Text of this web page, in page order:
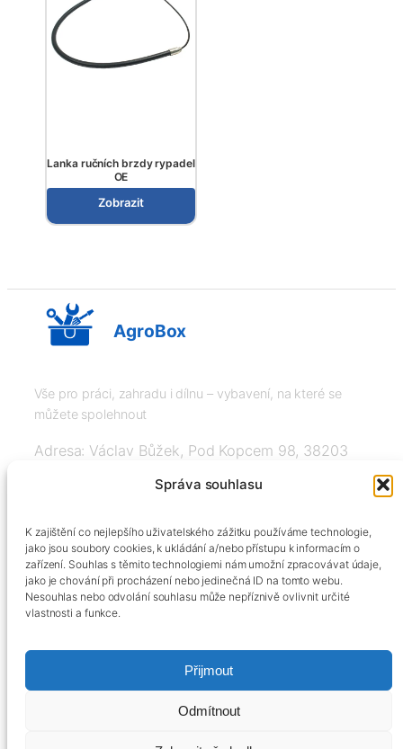
Správa souhlasu
K zajištění co nejlepšího uživatelského zážitku používáme technologie,
jako jsou soubory cookies, k ukládání a/nebo přístupu k informacím o
zařízení. Souhlas s těmito technologiemi nám umožní zpracovávat údaje,
jako je chování při procházení nebo jedinečná ID na tomto webu.
Nesouhlas nebo odvolání souhlasu může nepříznivě ovlivnit určité
vlastnosti a funkce.
Přijmout
Odmítnout
Lanka ručních brzdy rypadel
OE
Zobrazit
AgroBox
Vše pro práci, zahradu i dílnu – vybavení, na které se
můžete spolehnout
Adresa: Václav Bůžek, Pod Kopcem 98, 38203
+420606334248, info@agrobox.cz
Obchodní podmínky
Podmínky ochrany osobních údajů